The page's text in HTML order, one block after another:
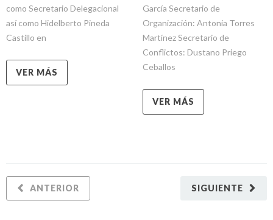
como Secretario Delegacional
así como Hidelberto Pineda
Castillo en
VER MÁS
García Secretario de
Organización: Antonia Torres
Martínez Secretario de
Conflictos: Dustano Priego
Ceballos
VER MÁS
SIGUIENTE
ANTERIOR